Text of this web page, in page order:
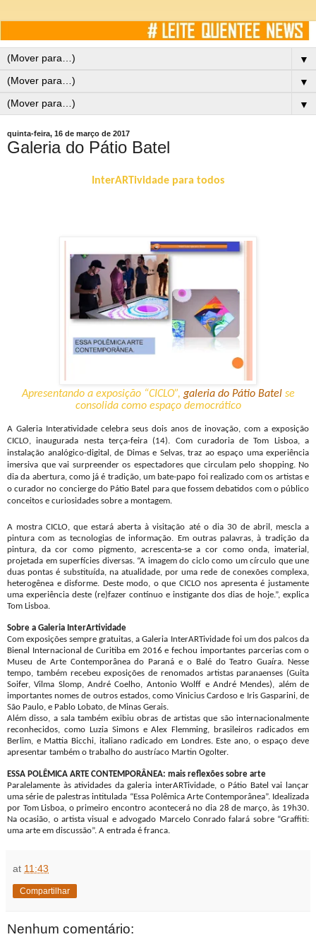
▼
▼
▼
quinta-feira, 16 de março de 2017
Galeria do Pátio Batel
InterARTividade para todos
Apresentando a exposição “CICLO”, galeria do Pátio Batel se
consolida como espaço democrático
A Galeria Interatividade celebra seus dois anos de inovação, com a exposição
CICLO, inaugurada nesta terça-feira (14). Com curadoria de Tom Lisboa, a
instalação analógico-digital, de Dimas e Selvas, traz ao espaço uma experiência
imersiva que vai surpreender os espectadores que circulam pelo shopping. No
dia da abertura, como já é tradição, um bate-papo foi realizado com os artistas e
o curador no concierge do Pátio Batel para que fossem debatidos com o público
conceitos e curiosidades sobre a montagem.
A mostra CICLO, que estará aberta à visitação até o dia 30 de abril, mescla a
pintura com as tecnologias de informação. Em outras palavras, à tradição da
pintura, da cor como pigmento, acrescenta-se a cor como onda, imaterial,
projetada em superfícies diversas. “A imagem do ciclo como um círculo que une
duas pontas é substituída, na atualidade, por uma rede de conexões complexa,
heterogênea e disforme. Deste modo, o que CICLO nos apresenta é justamente
uma experiência deste (re)fazer contínuo e instigante dos dias de hoje.”, explica
Tom Lisboa.
Sobre a Galeria InterArtividade
Com exposições sempre gratuitas, a Galeria InterARTividade foi um dos palcos da
Bienal Internacional de Curitiba em 2016 e fechou importantes parcerias com o
Museu de Arte Contemporânea do Paraná e o Balé do Teatro Guaíra. Nesse
tempo, também recebeu exposições de renomados artistas paranaenses (Guita
Soifer, Vilma Slomp, André Coelho, Antonio Wolff e André Mendes), além de
importantes nomes de outros estados, como Vinicius Cardoso e Iris Gasparini, de
São Paulo, e Pablo Lobato, de Minas Gerais.
Além disso, a sala também exibiu obras de artistas que são internacionalmente
reconhecidos, como Luzia Simons e Alex Flemming, brasileiros radicados em
Berlim, e Mattia Bicchi, italiano radicado em Londres. Este ano, o espaço deve
apresentar também o trabalho do austríaco Martin Ogolter.
ESSA POLÊMICA ARTE CONTEMPORÂNEA: mais reflexões sobre arte
Paralelamente às atividades da galeria interARTividade, o Pátio Batel vai lançar
uma série de palestras intitulada “Essa Polêmica Arte Contemporânea”. Idealizada
por Tom Lisboa, o primeiro encontro acontecerá no dia 28 de março, às 19h30.
Na ocasião, o artista visual e advogado Marcelo Conrado falará sobre “Graffiti:
uma arte em discussão”. A entrada é franca.
at 11:43
Compartilhar
Nenhum comentário: